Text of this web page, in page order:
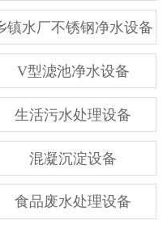
镇水厂不锈钢净水设备
V型滤池净水设备
生活污水处理设备
混凝沉淀设备
食品废水处理设备